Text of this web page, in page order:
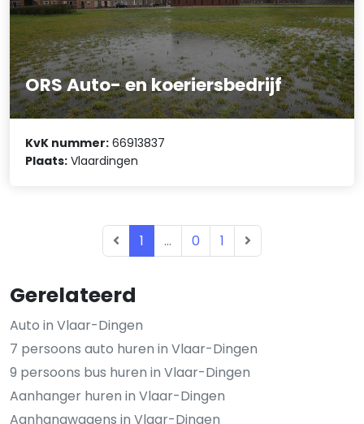
Gerelateerd
Auto in Vlaar-Dingen
7 persoons auto huren in Vlaar-Dingen
9 persoons bus huren in Vlaar-Dingen
Aanhanger huren in Vlaar-Dingen
Aanhangwagens in Vlaar-Dingen
ORS Auto- en koeriersbedrijf
KvK nummer: 66913837
Plaats: Vlaardingen
1 ... 0 1